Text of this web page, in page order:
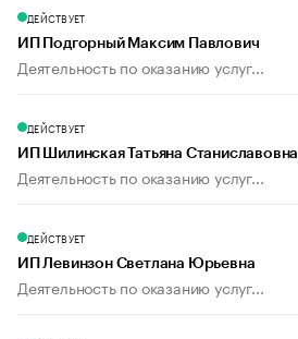
ДЕЙСТВУЕТ
ИП Подгорный Максим Павлович
Деятельность по оказанию услуг...
ДЕЙСТВУЕТ
ИП Шилинская Татьяна Станиславовна
Деятельность по оказанию услуг...
ДЕЙСТВУЕТ
ИП Левинзон Светлана Юрьевна
Деятельность по оказанию услуг...